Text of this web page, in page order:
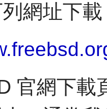
網址下
官網下載